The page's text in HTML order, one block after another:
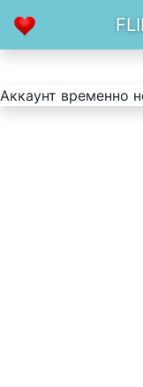
Аккаунт временно